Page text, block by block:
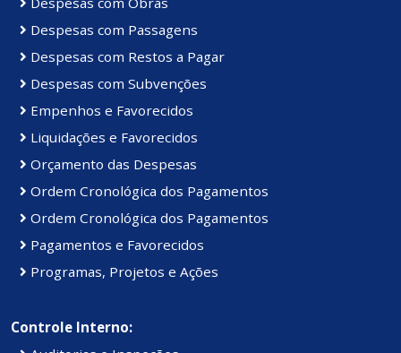
Despesas com Passagens
Despesas com Restos a Pagar
Despesas com Subvenções
Empenhos e Favorecidos
Liquidações e Favorecidos
Orçamento das Despesas
Ordem Cronológica dos Pagamentos
Ordem Cronológica dos Pagamentos
Pagamentos e Favorecidos
Programas, Projetos e Ações
Controle Interno: